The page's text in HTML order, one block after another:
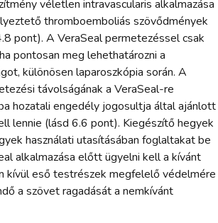
véletlen intravascularis alkalmazása
thromboemboliás szövődmények
pont). A VeraSeal permetezéssel csak
pontosan meg lehethatározni a
különösen laparoszkópia során. A
távolságának a VeraSeal-re
hozatali engedély jogosultja által ajánlott
lennie (lásd 6.6 pont). Kiegészítő hegyek
használati utasításában foglaltakat be
alkalmazása előtt ügyelni kell a kívánt
kívül eső testrészek megfelelő védelmére
a szövet ragadását a nemkívánt